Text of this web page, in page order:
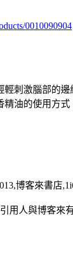
0010090904
刺激腦部的
油的使用方
博客來書
用人與博客來